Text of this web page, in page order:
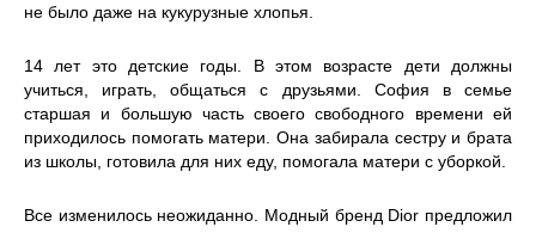
не было даже на кукурузные хлопья.
14 лет это детские годы. В этом возрасте дети должны
учиться, играть, общаться с друзьями. София в семье
старшая и большую часть своего свободного времени ей
приходилось помогать матери. Она забирала сестру и брата
из школы, готовила для них еду, помогала матери с уборкой.
Все изменилось неожиданно. Модный бренд Dior предложил